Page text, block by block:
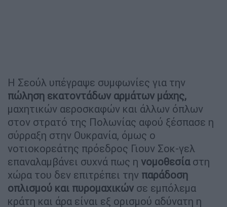
Η Σεούλ υπέγραψε συμφωνίες για την
πώληση εκατοντάδων αρμάτων μάχης,
μαχητικών αεροσκαφών και άλλων όπλων
στον στρατό της Πολωνίας αφού ξέσπασε η
σύρραξη στην Ουκρανία, όμως ο
νοτιοκορεάτης πρόεδρος Γιουν Σοκ-γελ
επαναλαμβάνει συχνά πως η νομοθεσίαστη
χώρα του δεν επιτρέπει την παράδοση
οπλισμού και πυρομαχικών σε εμπόλεμα
κράτη και άρα είναι εξ ορισμού αδύνατη η